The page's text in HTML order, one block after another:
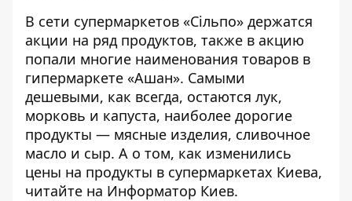
В сети супермаркетов «Сільпо» держатся
акции на ряд продуктов, также в акцию
попали многие наименования товаров в
гипермаркете «Ашан». Самыми
дешевыми, как всегда, остаются лук,
морковь и капуста, наиболее дорогие
продукты — мясные изделия, сливочное
масло и сыр. А о том, как изменились
цены на продукты в супермаркетах Киева,
читайте на Информатор Киев.